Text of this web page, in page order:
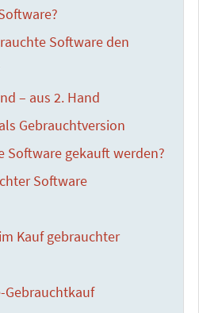
Software den
– aus 2. Hand
Gebrauchtversion
Software gekauft werden?
Software
Kauf gebrauchter
Gebrauchtkauf